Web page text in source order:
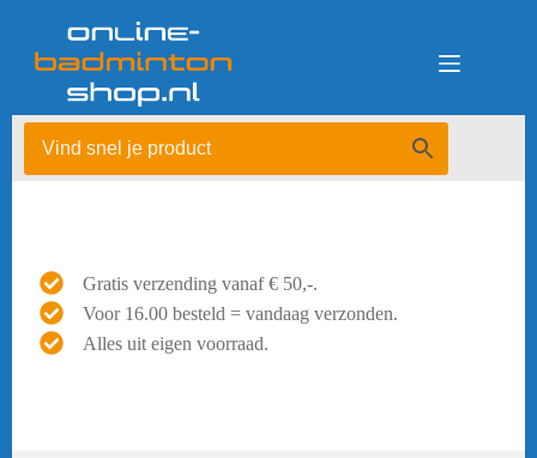
Gratis verzending vanaf € 50,-.
Voor 16.00 besteld = vandaag verzonden.
Alles uit eigen voorraad.